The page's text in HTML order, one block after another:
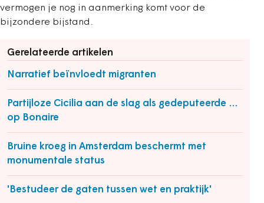
vermogen je nog in aanmerking komt voor de
bijzondere bijstand.
Gerelateerde artikelen
Narratief beïnvloedt migranten
Partijloze Cicilia aan de slag als gedeputeerde …
op Bonaire
Bruine kroeg in Amsterdam beschermt met
monumentale status
'Bestudeer de gaten tussen wet en praktijk'